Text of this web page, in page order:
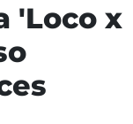
'Loco x